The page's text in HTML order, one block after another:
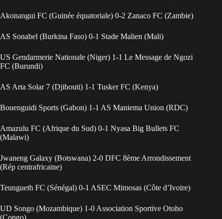
Akonangui FC (Guinée équatoriale) 0-2 Zanaco FC (Zambie)
AS Sonabel (Burkina Faso) 0-1 Stade Malien (Mali)
US Gendarmerie Nationale (Niger) 1-1 Le Message de Ngozi
FC (Burundi)
AS Arta Solar 7 (Djibouti) 1-1 Tusker FC (Kenya)
Bouenguidi Sports (Gabon) 1-1 AS Maniema Union (RDC)
Amazulu FC (Afrique du Sud) 0-1 Nyasa Big Bullets FC
(Malawi)
Jwaneng Galaxy (Botswana) 2-0 DFC 8ème Arrondissement
(Rép centrafricaine)
Teungueth FC (Sénégal) 0-1 ASEC Mimosas (Côte d’Ivoire)
UD Songo (Mozambique) 1-0 Association Sportive Otoho